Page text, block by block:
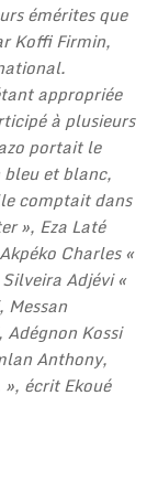
émérites que
Koffi Firmin,
appropriée
à plusieurs
portait le
et blanc,
comptait dans
», Eza Laté
Charles «
Adjévi «
Messan
Kossi
Anthony,
écrit Ekoué